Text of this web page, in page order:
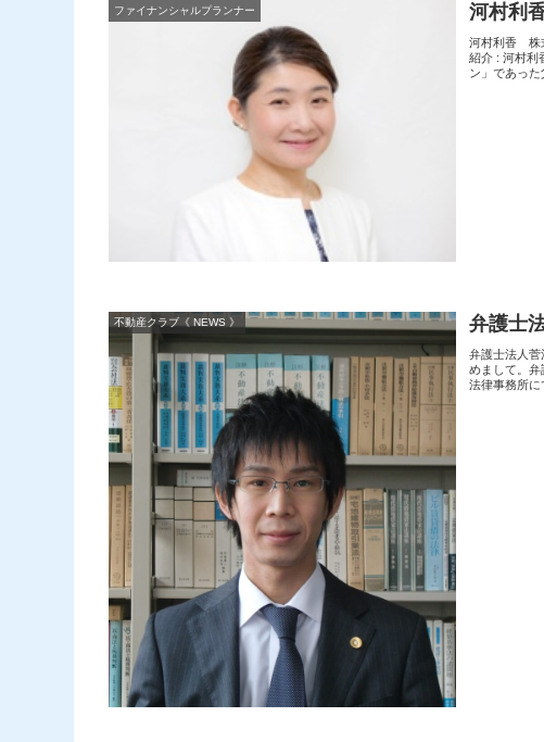
ファイナンシャルプランナー 河村利
河村利香 株
紹介 : 河村利
ン」であった
不動産クラブ《 NEWS 》 弁護士
弁護士法人
めまして。
法律事務所に